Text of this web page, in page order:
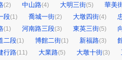
(2) 中山路(4) 大明三街(5) 華美
段(1) 喬城一街(2) 大墩四街(4)
(1) 河南路三段(3) 東英三街(5)
二段(1) 博館二街(1) 新福路(3)
行路(11) 大業路(5) 大墩十街(3)